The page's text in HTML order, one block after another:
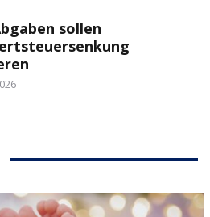
sollen